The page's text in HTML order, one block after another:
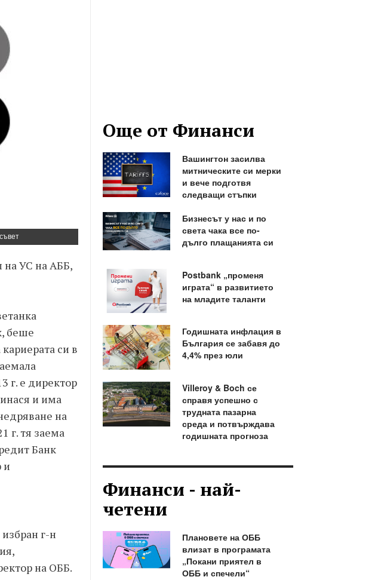
на УС на АББ,
беше
си в
г. е директор
и има
на
г. тя заема
Банк
и
г-н
на ОББ.
Още от Финанси
Вашингтон засилва
митническите си мерки
и вече подготвя
следващи стъпки
Бизнесът у нас и по
света чака все по-
дълго плащанията си
Postbank „променя
играта“ в развитието
на младите таланти
Годишната инфлация в
България се забавя до
4,4% през юли
Villeroy & Boch се
справя успешно с
трудната пазарна
среда и потвърждава
годишната прогноза
Финанси - най-
четени
Плановете на ОББ
влизат в програмата
„Покани приятел в
ОББ и спечели“